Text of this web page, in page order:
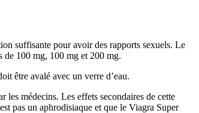
suffisante pour avoir des rapports sexuels. Le
de 100 mg, 100 mg et 200 mg.
être avalé avec un verre d’eau.
les médecins. Les effets secondaires de cette
pas un aphrodisiaque et que le Viagra Super